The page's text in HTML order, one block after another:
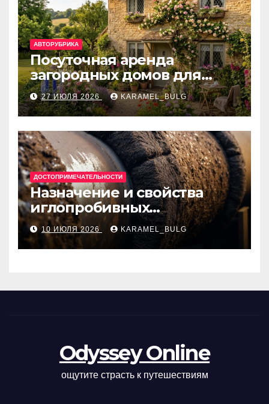
АВТОРУБРИКА
Посуточная аренда
загородных домов для
отдыха
27 ИЮЛЯ 2026 KARAMEL_BULG
ДОСТОПРИМЕЧАТЕЛЬНОСТИ
Назначение и свойства
иглопробивных
базальтовых огнеупорных
матов
10 ИЮЛЯ 2026 KARAMEL_BULG
Odyssey Online
ощутите страсть к путешествиям